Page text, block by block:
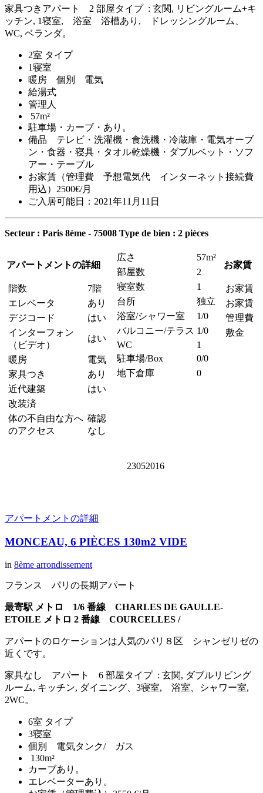
家具つきアパート 2 部屋タイプ : 玄関, リビングルーム+キ
ッチン, 1寝室, 浴室 浴槽あり, ドレッシングルーム、
WC, ベランダ。
2室 タイプ
1寝室
暖房 個別 電気
給湯式
管理人
57m²
駐車場・カーブ・あり。
備品 テレビ・洗濯機・食洗機・冷蔵庫・電気オーブ
ン・食器・寝具・タオル乾燥機・ダブルベット・ソフ
アー・テーブル
お家賃（管理費 予想電気代 インターネット接続費
用込）2500€/月
ご入居可能日：2021年11月11日
Secteur : Paris 8ème - 75008 Type de bien : 2 pièces
アパートメントの詳細
階数
7階
エレベータ
あり
デジコード
はい
インターフォン
（ビデオ）
はい
暖房
電気
家具つき
あり
近代建築
はい
改装済
体の不自由な方へ
のアクセス
確認
なし
広さ
57m²
部屋数
2
寝室数
1
台所
独立
浴室/シャワー室
1/0
バルコニー/テラス 1/0
WC
1
駐車場/Box
0/0
地下倉庫
0
お家賃
お家賃
お家賃
管理費
敷金
23052016
アパートメントの詳細
MONCEAU, 6 PIÈCES 130m2 VIDE
in 8ème arrondissement
フランス パリの長期アパート
最寄駅 メトロ 1/6 番線 CHARLES DE GAULLE-
ETOILE メトロ 2 番線 COURCELLES /
アパートのロケーションは人気のパリ８区 シャンゼリゼの
近くです。
家具なし アパート 6 部屋タイプ : 玄関, ダブルリビング
ルーム, キッチン, ダイニング、3寝室, 浴室、シャワー室,
2WC。
6室 タイプ
3寝室
個別 電気タンク/ ガス
130m²
カーブあり。
エレベーターあり。